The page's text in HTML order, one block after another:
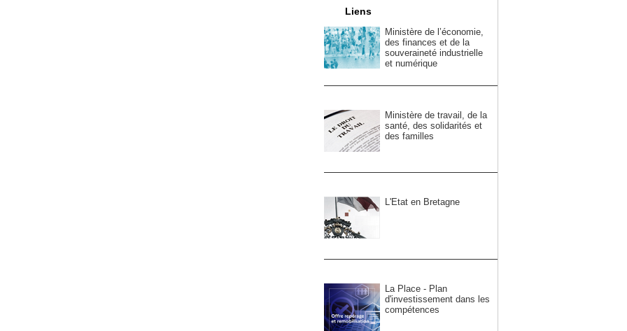
Liens
Ministère de l’économie,
des finances et de la
souveraineté industrielle
et numérique
Ministère de travail, de la
santé, des solidarités et
des familles
L'Etat en Bretagne
La Place - Plan
d'investissement dans les
compétences